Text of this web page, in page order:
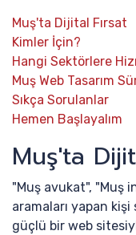
Muş'ta Dijital Fırsat
Kimler İçin?
Hangi Sektörlere
Muş Web Tasarım
Sıkça Sorulanlar
Hemen Başlayalım
Muş'ta
"Muş avukat", "Muş
aramaları yapan kişi
güçlü bir web